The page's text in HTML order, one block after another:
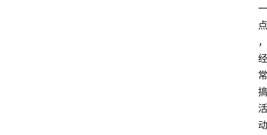
一
点
，
经
常
搞
活
动